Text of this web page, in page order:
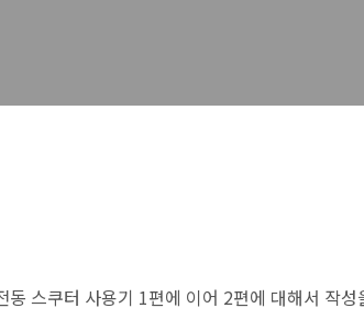
스쿠터 사용기 1편에 이어 2편에 대해서 작성